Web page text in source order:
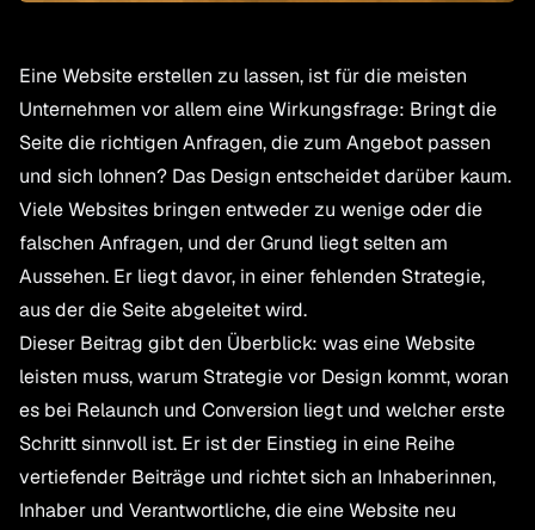
Eine Website erstellen zu lassen, ist für die meisten
Unternehmen vor allem eine Wirkungsfrage: Bringt die
Seite die richtigen Anfragen, die zum Angebot passen
und sich lohnen? Das Design entscheidet darüber kaum.
Viele Websites bringen entweder zu wenige oder die
falschen Anfragen, und der Grund liegt selten am
Aussehen. Er liegt davor, in einer fehlenden Strategie,
aus der die Seite abgeleitet wird.
Dieser Beitrag gibt den Überblick: was eine Website
leisten muss, warum Strategie vor Design kommt, woran
es bei Relaunch und Conversion liegt und welcher erste
Schritt sinnvoll ist. Er ist der Einstieg in eine Reihe
vertiefender Beiträge und richtet sich an Inhaberinnen,
Inhaber und Verantwortliche, die eine Website neu